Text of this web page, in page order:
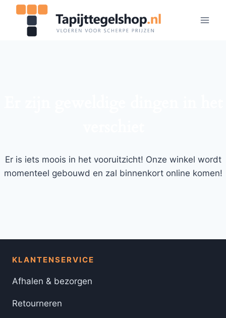
Doorgaan
inhoud
Er is iets moois in het vooruitzicht! Onze winkel wordt
momenteel gebouwd en zal binnenkort online komen!
KLANTENSERVICE
Afhalen & bezorgen
Retourneren